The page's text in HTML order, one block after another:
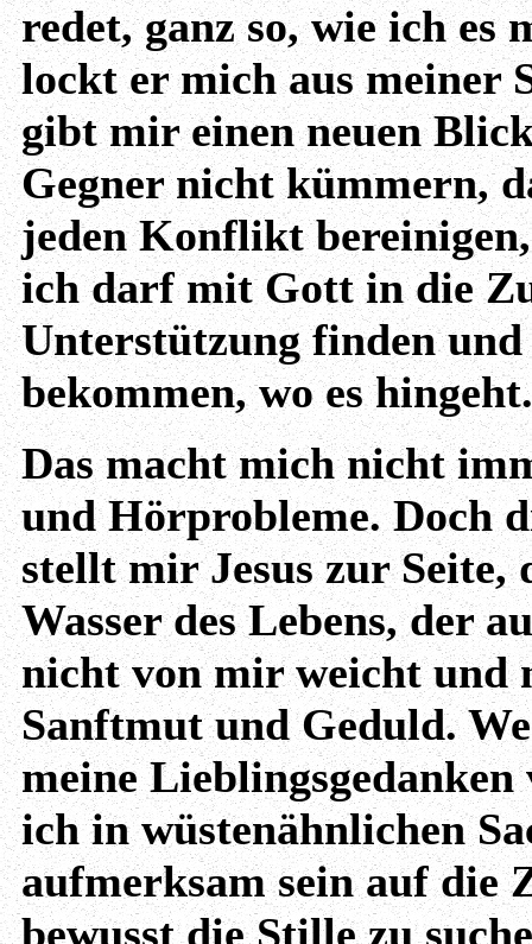
redet, ganz so, wie ich es
lockt er mich aus meiner
gibt mir einen neuen
Gegner nicht kümmern,
jeden Konflikt
ich darf mit Gott in die
Unterstützung finden
bekommen, wo es hingeht.
Das macht mich nicht
und Hörprobleme. Doch
stellt mir Jesus zur
Wasser des Lebens, der
nicht von mir weicht und
Sanftmut und Geduld.
meine
ich in wüstenähnlichen
aufmerksam sein auf die
bewusst die Stille zu